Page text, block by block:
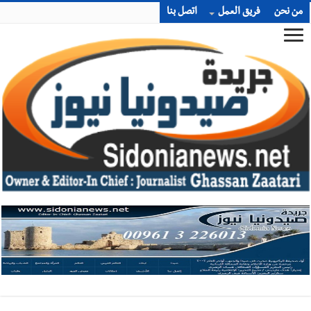
من نحن فريق العمل اتصل بنا